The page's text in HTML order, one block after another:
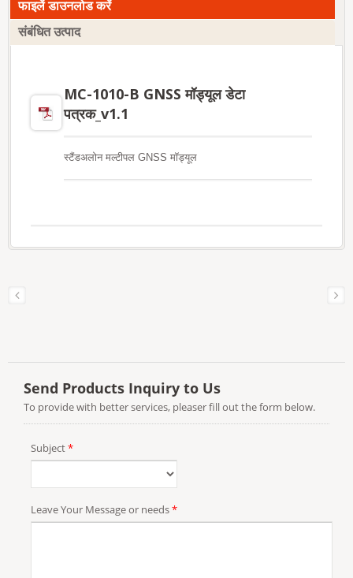
फाइलें डाउनलोड करें
संबंधित उत्पाद
MC-1010-B GNSS मॉड्यूल डेटा
पत्रक_v1.1
स्टैंडअलोन मल्टीपल GNSS मॉड्यूल